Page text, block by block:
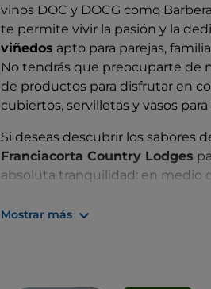
vinos DOC y DOCG como
te permite vivir la pasión y la
viñedos apto para parejas,
No tendrás que preocuparte de
de productos para disfrutar en
cubiertos, servilletas y vasos
Si deseas descubrir los sabores
Franciacorta Country Lodges
absoluta tranquilidad: en medio
Mostrar más